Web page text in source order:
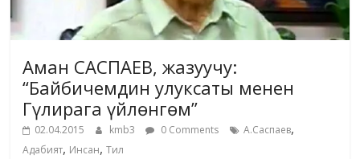
Аман САСПАЕВ, жазуучу:
“Байбичемдин улуксаты менен
Гүлирага үйлөнгөм”
02.04.2015 kmb3 0 Comments А.Саспаев,
Адабият, Инсан,Тил